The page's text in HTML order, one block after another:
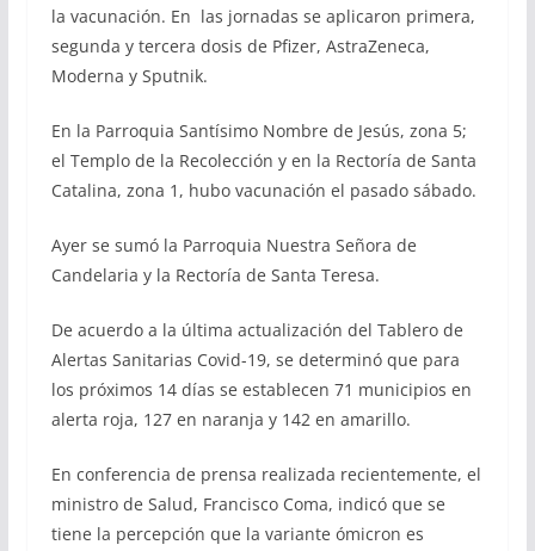
la vacunación. En las jornadas se aplicaron primera,
segunda y tercera dosis de Pfizer, AstraZeneca,
Moderna y Sputnik.
En la Parroquia Santísimo Nombre de Jesús, zona 5;
el Templo de la Recolección y en la Rectoría de Santa
Catalina, zona 1, hubo vacunación el pasado sábado.
Ayer se sumó la Parroquia Nuestra Señora de
Candelaria y la Rectoría de Santa Teresa.
De acuerdo a la última actualización del Tablero de
Alertas Sanitarias Covid-19, se determinó que para
los próximos 14 días se establecen 71 municipios en
alerta roja, 127 en naranja y 142 en amarillo.
En conferencia de prensa realizada recientemente, el
ministro de Salud, Francisco Coma, indicó que se
tiene la percepción que la variante ómicron es